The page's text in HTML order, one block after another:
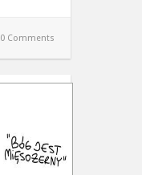
0 Comments